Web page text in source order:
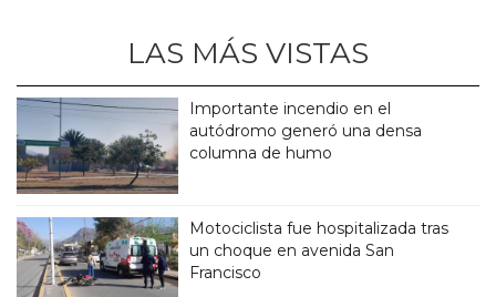
LAS MÁS VISTAS
Importante incendio en el
autódromo generó una densa
columna de humo
Motociclista fue hospitalizada tras
un choque en avenida San
Francisco